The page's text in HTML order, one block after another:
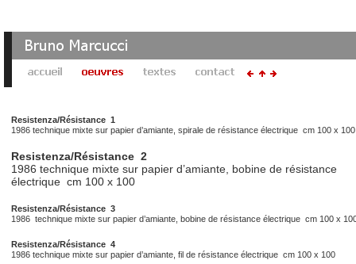
Resistenza/Résistance 1
1986 technique mixte sur papier d’amiante, spirale de résistance électrique cm 100 x 100
Resistenza/Résistance 2
1986 technique mixte sur papier d’amiante, bobine de résistance
électrique cm 100 x 100
Resistenza/Résistance 3
1986 technique mixte sur papier d’amiante, bobine de résistance électrique cm 100 x
Resistenza/Résistance 4
1986 technique mixte sur papier d’amiante, fil de résistance électrique cm 100 x 100